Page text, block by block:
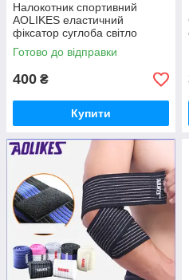
Налокотник спортивний
AOLIKES еластичний
фіксатор суглоба світло
зелений L 01240
Готово до відправки
400 ₴
Купити